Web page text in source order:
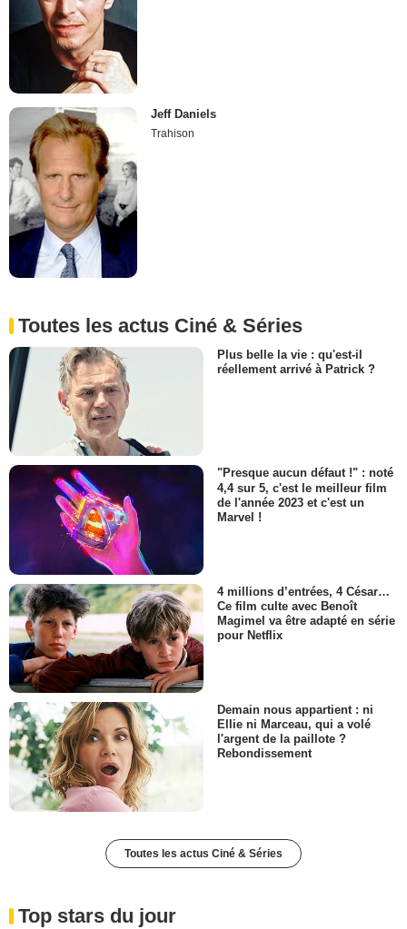
Jeff Daniels
Trahison
Toutes les actus Ciné & Séries
Plus belle la vie : qu'est-il
réellement arrivé à Patrick ?
"Presque aucun défaut !" : noté
4,4 sur 5, c'est le meilleur film
de l'année 2023 et c'est un
Marvel !
4 millions d’entrées, 4 César…
Ce film culte avec Benoît
Magimel va être adapté en série
pour Netflix
Demain nous appartient : ni
Ellie ni Marceau, qui a volé
l'argent de la paillote ?
Rebondissement
Toutes les actus Ciné & Séries
Top stars du jour